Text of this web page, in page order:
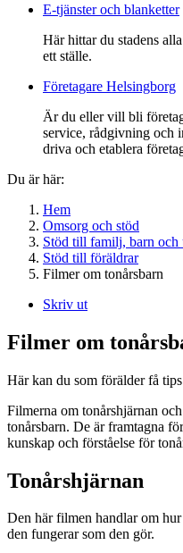
E-tjänster och blanketter
Här hittar du stadens
ett ställe.
Företagare Helsingborg
Är du eller vill bli
service, rådgivning och
driva och etablera
Du är här:
Hem
Omsorg och stöd
Stöd till familj, barn
Stöd till föräldrar
Filmer om tonårsbarn
Skriv ut
Filmer om
Här kan du som förälder få
Filmerna om tonårshjärnan
tonårsbarn. De är framtagna
kunskap och förståelse för
Tonårshjärnan
Den här filmen handlar om
den fungerar som den gör.